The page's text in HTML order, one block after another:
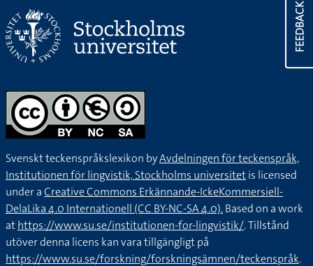
FEEDBACK
Svenskt teckenspråkslexikon byAvdelningen för teckenspråk,
Institutionen för lingvistik, Stockholms universitetis licensed
under aCreative Commons Erkännande-IckeKommersiell-
DelaLika 4.0 Internationell (CC BY-NC-SA 4.0).Based on a work
athttps://www.su.se/institutionen-for-lingvistik/. Tillstånd
utöver denna licens kan vara tillgängligt på
https://www.su.se/forskning/forskningsämnen/teckenspråk.